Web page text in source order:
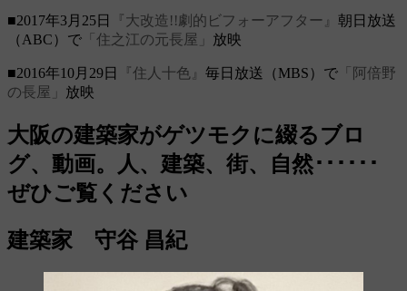
■2017年3月25日 『大改造!!劇的ビフォーアフター』 朝日放送
（ABC）で 「住之江の元長屋」 放映
■2016年10月29日 『住人十色』 毎日放送（MBS）で 「阿倍野
の長屋」 放映
大阪の建築家がゲツモクに綴るブロ
グ、動画。人、建築、街、自然･･････
ぜひご覧ください
建築家 守谷 昌紀